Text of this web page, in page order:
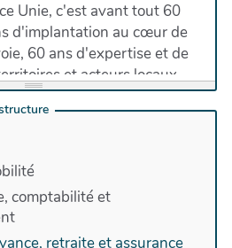
Unie, c'est avant tout 60
d'implantation au cœur de
60 ans d'expertise et de
et acteurs locaux.
sécurité, inclusion et
que la
la communauté locale.
Mutuelle de France Unie a
avec des
locales (Compagnie du
de la Clusaz, Association
comptabilité et
retraite et assurance